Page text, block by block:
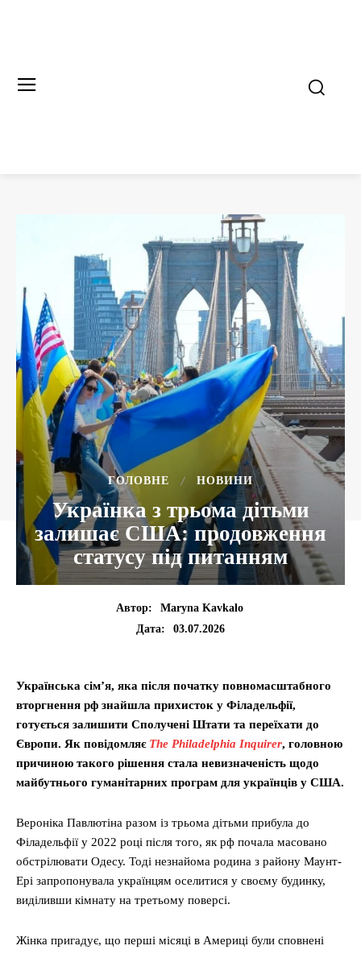
ГОЛОВНЕ НОВИНИ
Українка з трьома дітьми
залишає США: продовження
статусу під питанням
Автор:
Maryna Kavkalo
Дата:
03.07.2026
Українська сім’я, яка після початку повномасштабного
вторгнення рф знайшла прихисток у Філадельфії,
готується залишити Сполучені Штати та переїхати до
Європи. Як повідомляє The Philadelphia Inquirer, головною
причиною такого рішення стала невизначеність щодо
майбутнього гуманітарних програм для українців у США.
Вероніка Павлютіна разом із трьома дітьми прибула до
Філадельфії у 2022 році після того, як рф почала масовано
обстрілювати Одесу. Тоді незнайома родина з району Маунт-
Ері запропонувала українцям оселитися у своєму будинку,
виділивши кімнату на третьому поверсі.
Жінка пригадує, що перші місяці в Америці були сповнені